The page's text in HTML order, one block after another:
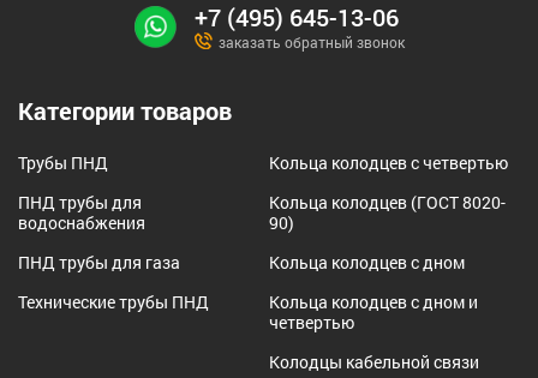
+7 (495) 645-13-06
заказать обратный звонок
Категории товаров
Трубы ПНД
ПНД трубы для
водоснабжения
ПНД трубы для газа
Технические трубы ПНД
Кольца колодцев с четвертью
Кольца колодцев (ГОСТ 8020-
90)
Кольца колодцев с дном
Кольца колодцев с дном и
четвертью
Колодцы кабельной связи